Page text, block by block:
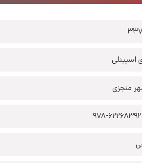
اسپینلی
منجزی
978-